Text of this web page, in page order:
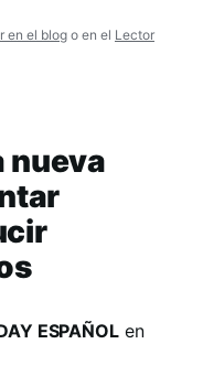
en el blogo en el Lector
nueva
ESPAÑOLen